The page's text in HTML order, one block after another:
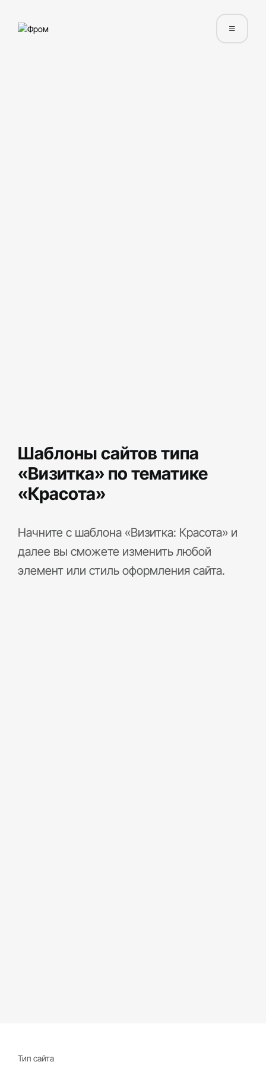
Шаблоны сайтов типа
«Визитка» по тематике
«Красота»
Начните с шаблона «Визитка: Красота» и
далее вы сможете изменить любой
элемент или стиль оформления сайта.
Тип сайта